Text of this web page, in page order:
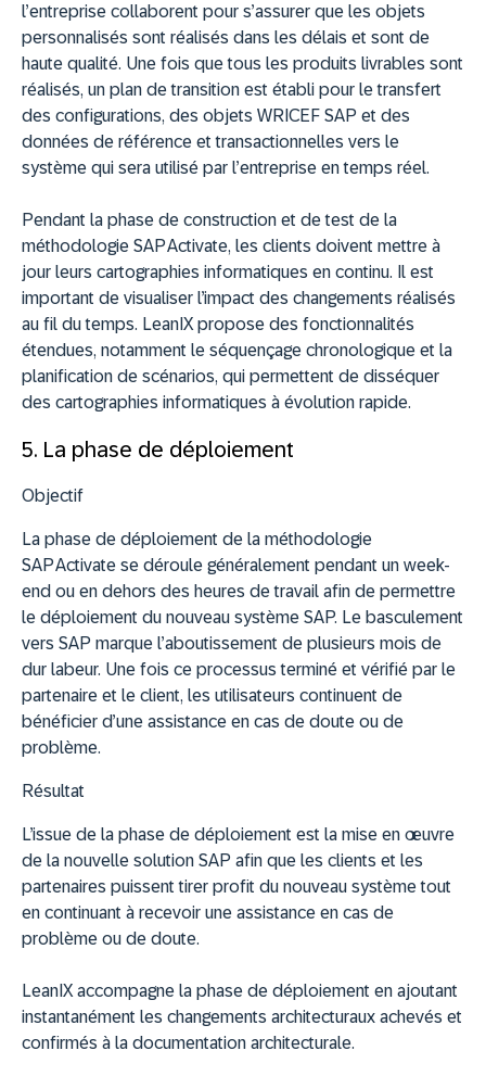
l’entreprise collaborent pour s’assurer que les objets
personnalisés sont réalisés dans les délais et sont de
haute qualité. Une fois que tous les produits livrables sont
réalisés, un plan de transition est établi pour le transfert
des configurations, des objets WRICEF SAP et des
données de référence et transactionnelles vers le
système qui sera utilisé par l’entreprise en temps réel.
Pendant la phase de construction et de test de la
méthodologie SAP Activate, les clients doivent mettre à
jour leurs cartographies informatiques en continu. Il est
important de visualiser l’impact des changements réalisés
au fil du temps. LeanIX propose des fonctionnalités
étendues, notamment le séquençage chronologique et la
planification de scénarios, qui permettent de disséquer
des cartographies informatiques à évolution rapide.
5. La phase de déploiement
Objectif
La phase de déploiement de la méthodologie
SAP Activate se déroule généralement pendant un week-
end ou en dehors des heures de travail afin de permettre
le déploiement du nouveau système SAP. Le basculement
vers SAP marque l’aboutissement de plusieurs mois de
dur labeur. Une fois ce processus terminé et vérifié par le
partenaire et le client, les utilisateurs continuent de
bénéficier d’une assistance en cas de doute ou de
problème.
Résultat
L’issue de la phase de déploiement est la mise en œuvre
de la nouvelle solution SAP afin que les clients et les
partenaires puissent tirer profit du nouveau système tout
en continuant à recevoir une assistance en cas de
problème ou de doute.
LeanIX accompagne la phase de déploiement en ajoutant
instantanément les changements architecturaux achevés et
confirmés à la documentation architecturale.